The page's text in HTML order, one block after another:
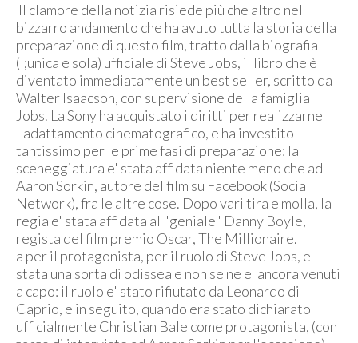
Il clamore della notizia risiede più che altro nel
bizzarro andamento che ha avuto tutta la storia della
preparazione di questo film, tratto dalla biografia
(l;unica e sola) ufficiale di Steve Jobs, il libro che è
diventato immediatamente un best seller, scritto da
Walter Isaacson, con supervisione della famiglia
Jobs. La Sony ha acquistato i diritti per realizzarne
l'adattamento cinematografico, e ha investito
tantissimo per le prime fasi di preparazione: la
sceneggiatura e' stata affidata niente meno che ad
Aaron Sorkin, autore del film su Facebook (Social
Network), fra le altre cose. Dopo vari tira e molla, la
regia e' stata affidata al "geniale" Danny Boyle,
regista del film premio Oscar, The Millionaire.
a per il protagonista, per il ruolo di Steve Jobs, e'
stata una sorta di odissea e non se ne e' ancora venuti
a capo: il ruolo e' stato rifiutato da Leonardo di
Caprio, e in seguito, quando era stato dichiarato
ufficialmente Christian Bale come protagonista, (con